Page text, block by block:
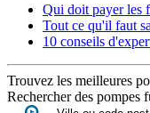
Qui doit payer les
Tout ce qu'il faut
10 conseils
Trouvez les meilleures
Rechercher des pompes